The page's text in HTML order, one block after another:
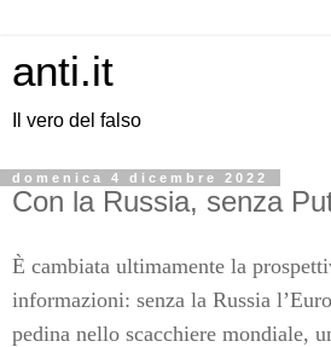
anti.it
Il vero del falso
domenica 4 dicembre 2022
Con la Russia, senza
È cambiata ultimamente la
informazioni: senza la Russia
pedina nello scacchiere mondiale,